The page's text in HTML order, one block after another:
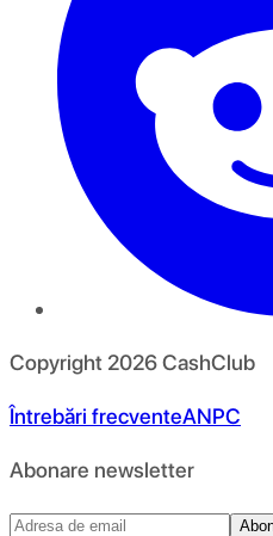
Copyright 2026CashClub
Întrebări frecventeANPC
Abonare newsletter